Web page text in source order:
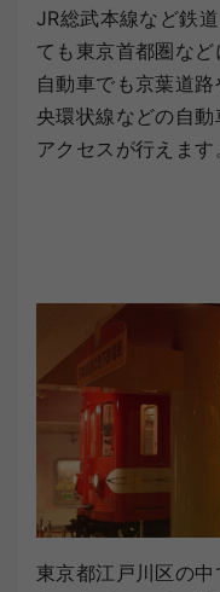
JR総武本線など鉄
ても東京首都圏など
自動車でも京葉道
央環状線などの自
アクセスが行えます
東京都江戸川区の